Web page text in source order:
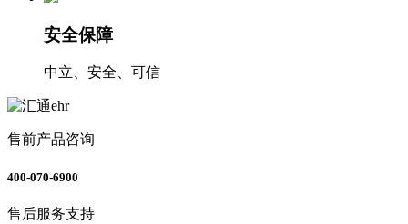
安全保障
中立、安全、可信
售前产品咨询
400-070-6900
售后服务支持